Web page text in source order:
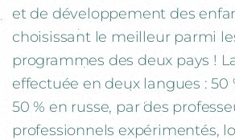
et de développement des
choisissant le meilleur parmi
programmes des deux pays !
effectuée en deux langues : 50
50 % en russe, par des
professionnels expérimentés,